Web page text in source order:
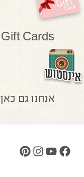
Gift Cards
אנחנו גם כאן